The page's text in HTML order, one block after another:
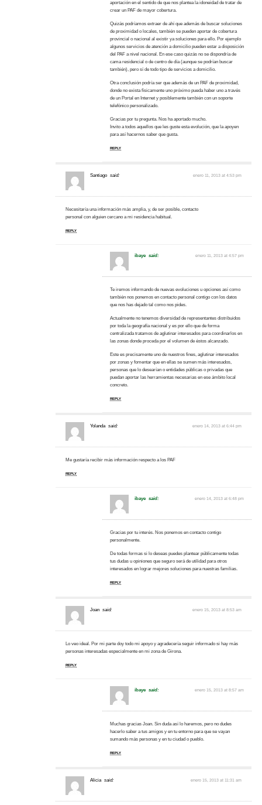
aportación en el sentido de que nos plantea la idoneidad de tratar de
crear un PAF de mayor cobertura.
Quizás podríamos extraer de ahí que además de buscar soluciones
de proximidad o locales, también se pueden aportar de cobertura
provincial o nacional al existir ya soluciones para ello. Por ejemplo
algunos servicios de atención a domicilio pueden estar a disposición
del PAF a nivel nacional. En ese caso quizás no se dispondría de
cama residencial o de centro de día (aunque se podrían buscar
también), pero sí de todo tipo de servicios a domicilio.
Otra conclusión podría ser que además de un PAF de proximidad,
donde no exista físicamente uno próximo pueda haber uno a través
de un Portal en Internet y posiblemente también con un soporte
telefónico personalizado.
Gracias por tu pregunta. Nos ha aportado mucho.
Invito a todos aquellos que les guste esta evolución, que la apoyen
para así hacernos saber que gusta.
REPLY
Santiago said: enero 11, 2013 at 4:53 pm
Necesitaría una información más amplia, y, de ser posible, contacto
personal con alguien cercano a mi residencia habitual.
REPLY
ibaye said: enero 11, 2013 at 4:57 pm
Te iremos informando de nuevas evoluciones u opciones así como
también nos ponemos en contacto personal contigo con los datos
que nos has dejado tal como nos pides.
Actualmente no tenemos diversidad de representantes distribuidos
por toda la geografía nacional y es por ello que de forma
centralizada tratamos de aglutinar interesados para coordinarlos en
las zonas donde proceda por el volumen de éstos alcanzado.
Este es precisamente uno de nuestros fines, aglutinar interesados
por zonas y fomentar que en ellas se sumen más interesados,
personas que lo desearían o entidades públicas o privadas que
puedan aportar las herramientas necesarias en ese ámbito local
concreto.
REPLY
Yolanda said: enero 14, 2013 at 6:44 pm
Me gustaría recibir más información respecto a los PAF
REPLY
ibaye said: enero 14, 2013 at 6:48 pm
Gracias por tu interés. Nos ponemos en contacto contigo
personalmente.
De todas formas si lo deseas puedes plantear públicamente todas
tus dudas u opiniones que seguro será de utilidad para otros
interesados en lograr mejores soluciones para nuestras familias.
REPLY
Joan said: enero 15, 2013 at 8:53 am
Lo veo ideal. Por mi parte doy todo mi apoyo y agradecería seguir informado si hay más
personas interesadas especialmente en mi zona de Girona.
REPLY
ibaye said: enero 15, 2013 at 8:57 am
Muchas gracias Joan. Sin duda así lo haremos, pero no dudes
hacerlo saber a tus amigos y en tu entorno para que se vayan
sumando más personas y en tu ciudad o pueblo.
REPLY
Alicia said: enero 15, 2013 at 11:31 am